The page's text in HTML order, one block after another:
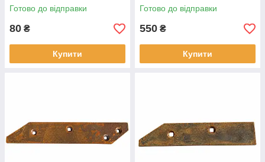
Готово до відправки
80 ₴
Купити
Готово до відправки
550 ₴
Купити